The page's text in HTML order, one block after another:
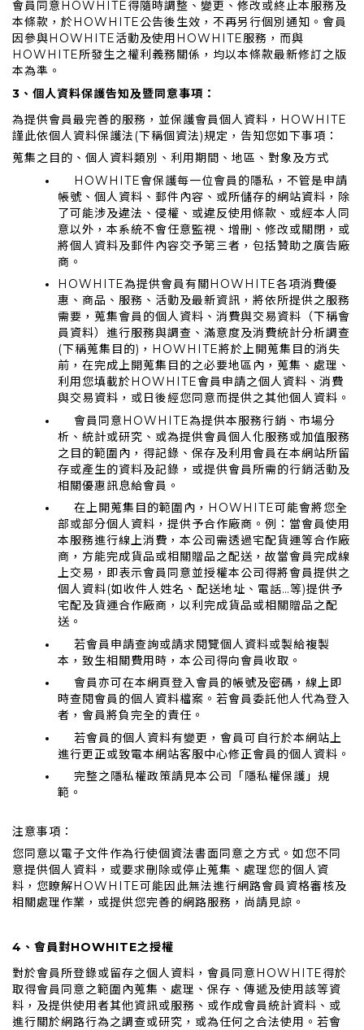
會員同意HOWHITE得隨時調整、變更、修改或終止本服務及
本條款，於HOWHITE公告後生效，不再另行個別通知。會員
因參與HOWHITE活動及使用HOWHITE服務，而與
HOWHITE所發生之權利義務關係，均以本條款最新修訂之版
本為準。
3、個人資料保護告知及暨同意事項：
為提供會員最完善的服務，並保護會員個人資料，HOWHITE
謹此依個人資料保護法(下稱個資法)規定，告知您如下事項：
蒐集之目的、個人資料類別、利用期間、地區、對象及方式
HOWHITE會保護每一位會員的隱私，不管是申請
帳號、個人資料、郵件內容、或所儲存的網站資料，除
了可能涉及違法、侵權、或違反使用條款、或經本人同
意以外，本系統不會任意監視、增刪、修改或關閉，或
將個人資料及郵件內容交予第三者，包括贊助之廣告廠
商。
HOWHITE為提供會員有關HOWHITE各項消費優
惠、商品、服務、活動及最新資訊，將依所提供之服務
需要，蒐集會員的個人資料、消費與交易資料（下稱會
員資料）進行服務與調查、滿意度及消費統計分析調查
(下稱蒐集目的)，HOWHITE將於上開蒐集目的消失
前，在完成上開蒐集目的之必要地區內，蒐集、處理、
利用您填載於HOWHITE會員申請之個人資料、消費
與交易資料，或日後經您同意而提供之其他個人資料。
會員同意HOWHITE為提供本服務行銷、市場分
析、統計或研究、或為提供會員個人化服務或加值服務
之目的範圍內，得記錄、保存及利用會員在本網站所留
存或產生的資料及記錄，或提供會員所需的行銷活動及
相關優惠訊息給會員。
在上開蒐集目的範圍內，HOWHITE可能會將您全
部或部分個人資料，提供予合作廠商。例：當會員使用
本服務進行線上消費，本公司需透過宅配貨運等合作廠
商，方能完成貨品或相關贈品之配送，故當會員完成線
上交易，即表示會員同意並授權本公司得將會員提供之
個人資料(如收件人姓名、配送地址、電話…等)提供予
宅配及貨運合作廠商，以利完成貨品或相關贈品之配
送。
若會員申請查詢或請求閱覽個人資料或製給複製
本，致生相關費用時，本公司得向會員收取。
會員亦可在本網頁登入會員的帳號及密碼，線上即
時查閱會員的個人資料檔案。若會員委託他人代為登入
者，會員將負完全的責任。
若會員的個人資料有變更，會員可自行於本網站上
進行更正或致電本網站客服中心修正會員的個人資料。
完整之隱私權政策請見本公司「隱私權保護」規
範。
注意事項：
您同意以電子文件作為行使個資法書面同意之方式。如您不同
意提供個人資料，或要求刪除或停止蒐集、處理您的個人資
料，您瞭解HOWHITE可能因此無法進行網路會員資格審核及
相關處理作業，或提供您完善的網路服務，尚請見諒。
4、會員對HOWHITE之授權
對於會員所登錄或留存之個人資料，會員同意HOWHITE得於
取得會員同意之範圍內蒐集、處理、保存、傳遞及使用該等資
料，及提供使用者其他資訊或服務、或作成會員統計資料、或
進行關於網路行為之調查或研究，或為任何之合法使用。若會